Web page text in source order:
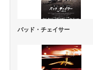
バッド・チェイサー